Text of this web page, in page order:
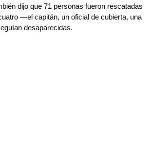
dijo que 71 personas fueron rescatadas
—el capitán, un oficial de cubierta, una
desaparecidas.